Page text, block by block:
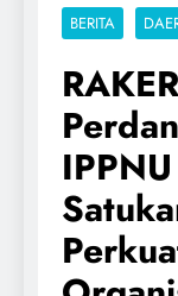
BERITA